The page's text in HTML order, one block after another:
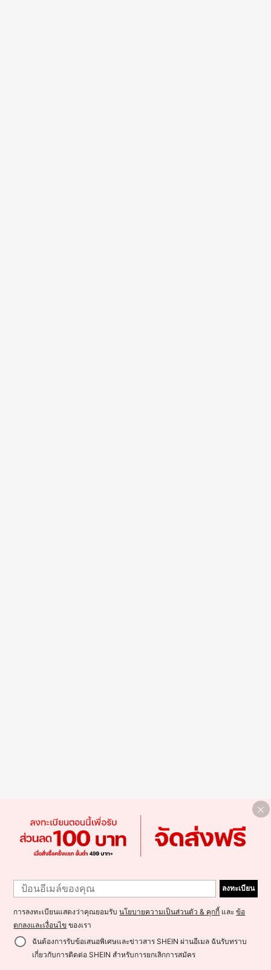
ลงทะเบียน
การลงทะเบียนแสดงว่าคุณยอมรับนโยบายความเป็นส่วนตัว & คุกกี้ และข้อ
ตกลงและเงื่อนไข ของเรา
ฉันต้องการรับข้อเสนอพิเศษและข่าวสาร SHEIN ผ่านอีเมล ฉันรับทราบ
เกี่ยวกับการติดต่อ SHEIN สำหรับการยกเลิกการสมัคร